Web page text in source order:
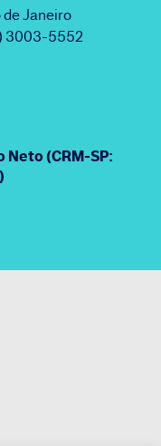
de Janeiro
3003-5552
Neto (CRM-SP: